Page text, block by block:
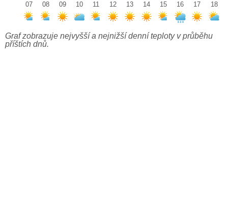
07
08
09
10
11
12
13
14
15
16
17
18
Graf zobrazuje nejvyšší a nejnižší denní teploty v průběhu
příštích dnů.